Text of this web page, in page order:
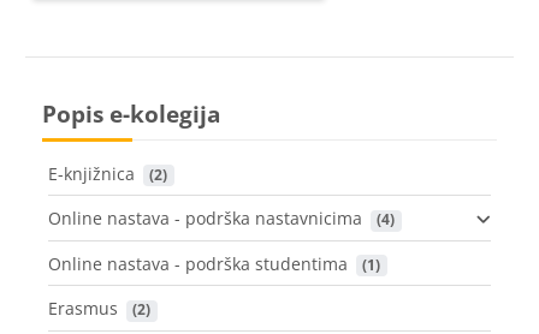
Popis e-kolegija
E-knjižnica (2)
Online nastava - podrška nastavnicima (4)
Online nastava - podrška studentima (1)
Erasmus (2)